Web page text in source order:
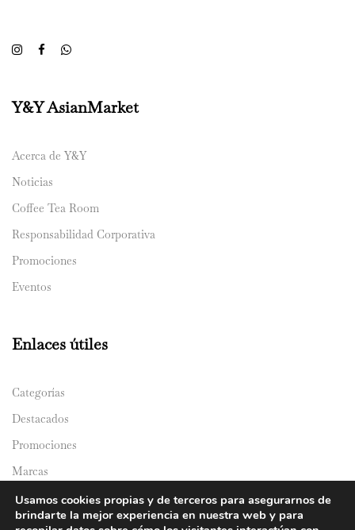
Y&Y AsianMarket
Acerca de Y&Y
Noticias
Coffee Tea Room
Responsabilidad Corporativa
Promociones
Eventos
Enlaces útiles
Categorías
Destacados
Promociones
Marcas
Catálogos
Domicilios
Usamos cookies propias y de terceros para asegurarnos de
brindarte la mejor experiencia en nuestra web y para